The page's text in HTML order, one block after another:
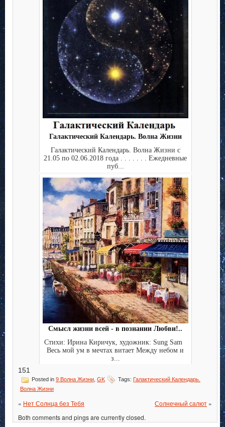
Галактический Календарь. Волна Жизни
Галактический Календарь. Волна Жизни с
21.05 по 02.06.2018 года . . . . . . . Ежедневные
пуб...
Смысл жизни всей - в познании Любви!..
Стихи: Ирина Киричук, художник: Sung Sam
Весь мой ум в мечтах витает Между небом и
з...
151
Posted in 9 Волна Жизни GK Tags: Галактический Календарь.
Волна Жизни
« Нет Солнца без Тебя Солнечный салют »
Both comments and pings are currently closed.